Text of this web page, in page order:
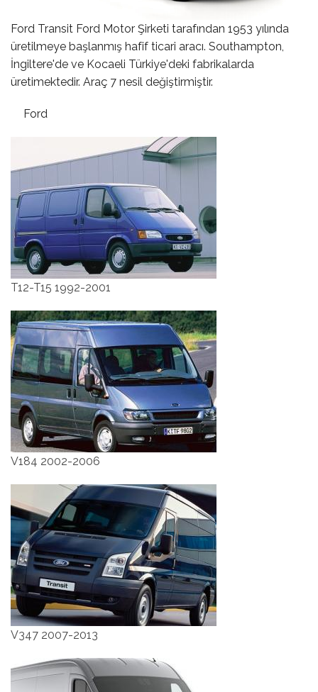
Ford Transit Ford Motor Şirketi tarafından 1953 yılında
üretilmeye başlanmış hafif ticari aracı. Southampton,
İngiltere'de ve Kocaeli Türkiye'deki fabrikalarda
üretimektedir. Araç 7 nesil değiştirmiştir.
Ford
T12-T15 1992-2001
V184 2002-2006
V347 2007-2013